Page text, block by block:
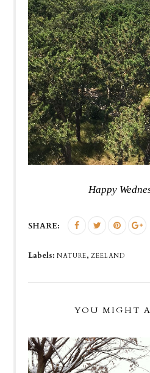
Happy
SHARE:
Labels:NATURE,ZEELAND
YOU MIGHT